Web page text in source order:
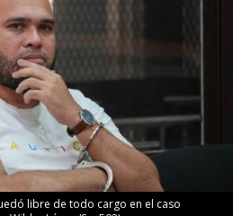
libre de todo cargo en el caso